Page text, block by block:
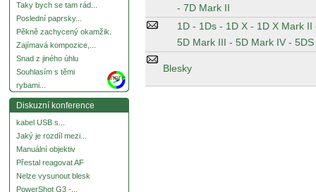
Taky bych se tam rád...
Poslední paprsky...
Pěkně zachycený okamžik.
Zajímavá kompozice,...
Snad z jiného úhlu
Souhlasím s těmi
rybami...
more
Diskuzní konference
kabel USB s...
Jaký je rozdíl mezi...
Manuální objektiv
Přestal reagovat AF
Nelze vysunout blesk
PowerShot G3 -...
- 7D Mark II
1D - 1Ds - 1D X - 1D X Mark
5D Mark III - 5D Mark IV -
Blesky